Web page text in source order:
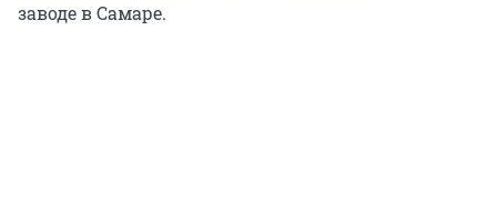
заводе в Самаре.